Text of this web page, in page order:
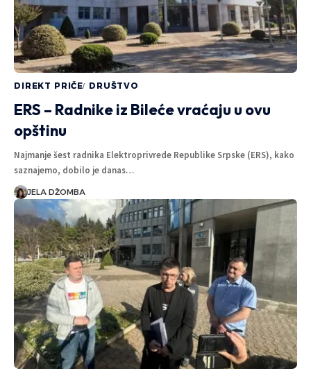
DIREKT PRIČE DRUŠTVO
ERS – Radnike iz Bileće vraćaju u ovu
opštinu
Najmanje šest radnika Elektroprivrede Republike Srpske (ERS), kako
saznajemo, dobilo je danas…
JELA DŽOMBA